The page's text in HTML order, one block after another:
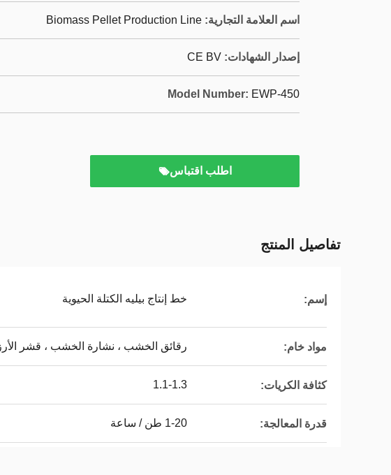
اسم العلامة التجارية: Biomass Pellet Production Line
إصدار الشهادات: CE BV
Model Number: EWP-450
اطلب اقتباس
تفاصيل المنتج
إسم: خط إنتاج بيليه الكتلة الحيوية
مواد خام: رقائق الخشب ، نشارة الخشب ، قشر
كثافة الكريات: 1.1-1.3
قدرة المعالجة: 1-20 طن / ساعة